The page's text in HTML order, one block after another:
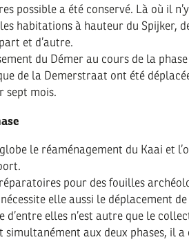
possible a été conservé. Là où il
habitations à hauteur du Spijker,
et d’autre.
du Démer au cours de la
de la Demerstraat ont été
sept mois.
le réaménagement du Kaai et
pour des fouilles
elle aussi le déplacement
d’entre elles n’est autre que le
simultanément aux deux phases, il